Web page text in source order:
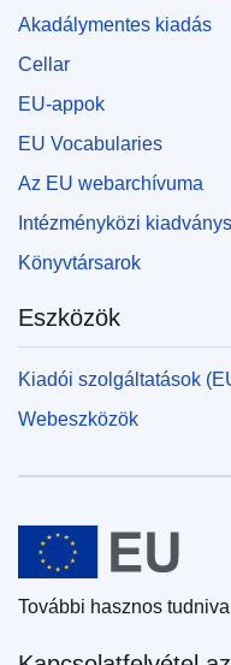
Akadálymentes kiadás
Cellar
EU-appok
EU Vocabularies
Az EU webarchívuma
Intézményközi
Könyvtársarok
Eszközök
Kiadói szolgáltatások
Webeszközök
Európai Unió
További hasznos